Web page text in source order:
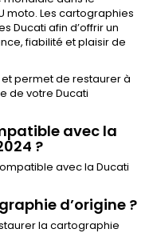
moto. Les cartographies
Ducati afin d’offrir un
fiabilité et plaisir de
permet de restaurer à
de votre Ducati
avec la
?
avec la Ducati
d’origine ?
la cartographie